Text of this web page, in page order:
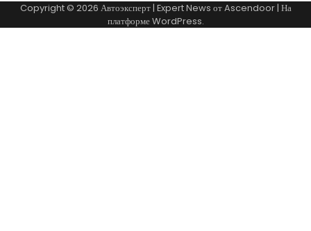
Copyright © 2026 Автоэксперт| Expert News отAscendoor| На
платформеWordPress.